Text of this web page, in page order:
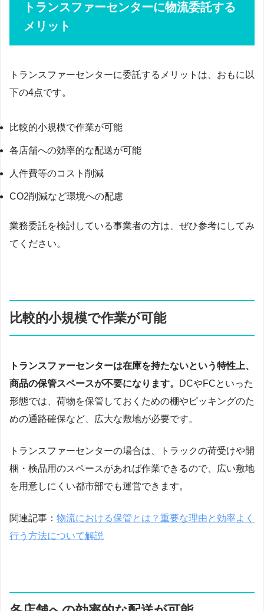
トランスファーセンターに物流委託する
メリット
トランスファーセンターに委託するメリットは、おもに以
下の4点です。
比較的小規模で作業が可能
各店舗への効率的な配送が可能
人件費等のコスト削減
CO2削減など環境への配慮
業務委託を検討している事業者の方は、ぜひ参考にしてみ
てください。
比較的小規模で作業が可能
トランスファーセンターは在庫を持たないという特性上、
商品の保管スペースが不要になります。
DCやFCといった
形態では、荷物を保管しておくための棚やピッキングのた
めの通路確保など、広大な敷地が必要です。
トランスファーセンターの場合は、トラックの荷受けや開
梱・検品用のスペースがあれば作業できるので、広い敷地
を用意しにくい都市部でも運営できます。
関連記事： 物流における保管とは？重要な理由と効率よく
行う方法について解説